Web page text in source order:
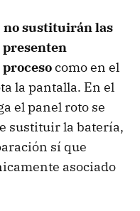
no sustituirán las
como en el
la pantalla. En el
el panel roto se
sustituir la batería,
sí que
asociado